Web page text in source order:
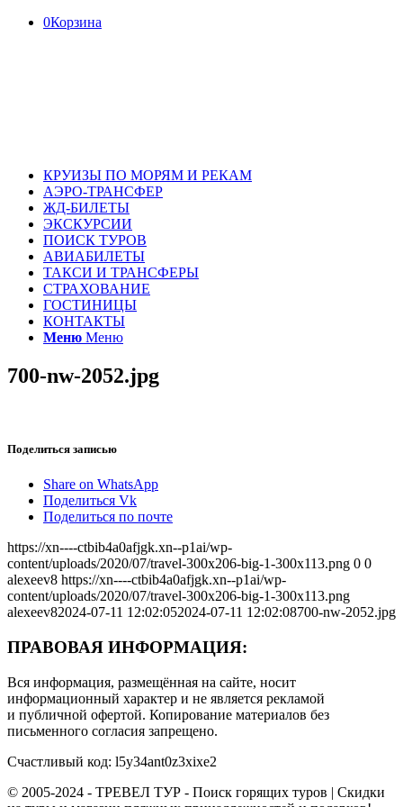
0Корзина
КРУИЗЫ ПО МОРЯМ И РЕКАМ
АЭРО-ТРАНСФЕР
ЖД-БИЛЕТЫ
ЭКСКУРСИИ
ПОИСК ТУРОВ
АВИАБИЛЕТЫ
ТАКСИ И ТРАНСФЕРЫ
СТРАХОВАНИЕ
ГОСТИНИЦЫ
КОНТАКТЫ
Меню Меню
700-nw-2052.jpg
Поделиться записью
Share on WhatsApp
Поделиться Vk
Поделиться по почте
https://xn----ctbib4a0afjgk.xn--p1ai/wp-
content/uploads/2020/07/travel-300x206-big-1-300x113.png 0 0
alexeev8 https://xn----ctbib4a0afjgk.xn--p1ai/wp-
content/uploads/2020/07/travel-300x206-big-1-300x113.png
alexeev82024-07-11 12:02:052024-07-11 12:02:08700-nw-2052.jpg
ПРАВОВАЯ ИНФОРМАЦИЯ:
Вся информация, размещённая на сайте, носит
информационный характер и не является рекламой
и публичной офертой. Копирование материалов без
письменного согласия запрещено.
Счастливый код: l5y34ant0z3xixe2
© 2005-2024 - ТРЕВЕЛ ТУР - Поиск горящих туров | Скидки